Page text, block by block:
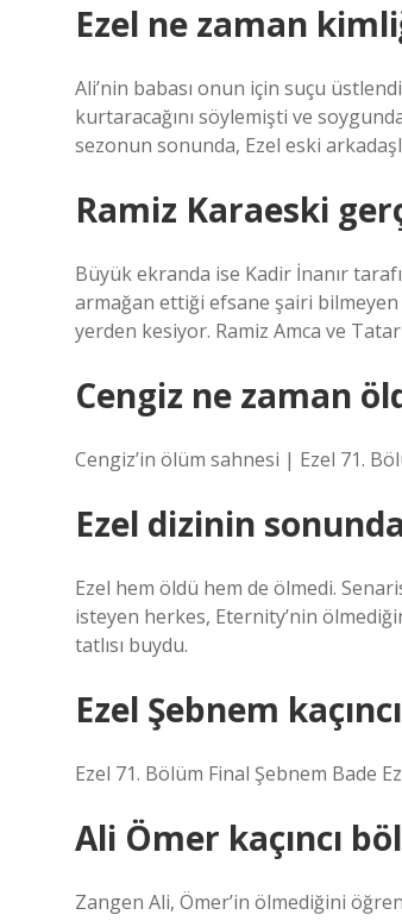
Ezel ne zaman
Ali’nin babası onun için suçu
kurtaracağını söylemişti ve
sezonun sonunda, Ezel eski
Ramiz Karaeski
Büyük ekranda ise Kadir İnanır
armağan ettiği efsane şairi bilmeyen
yerden kesiyor. Ramiz Amca ve Tatar
Cengiz ne zaman
Cengiz’in ölüm sahnesi | Ezel 71.
Ezel dizinin
Ezel hem öldü hem de ölmedi.
isteyen herkes, Eternity’nin
tatlısı buydu.
Ezel Şebnem
Ezel 71. Bölüm Final Şebnem Bade
Ali Ömer kaçıncı
Zangen Ali, Ömer’in ölmediğini